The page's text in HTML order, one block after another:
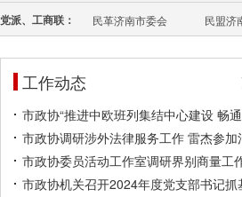
党派、工商联： 民革济南市委会 民盟济
工作动态
市政协“推进中欧班列集结中心建设 畅
市政协调研涉外法律服务工作 雷杰参加
市政协委员活动工作室调研界别商量工
市政协机关召开2024年度党支部书记抓